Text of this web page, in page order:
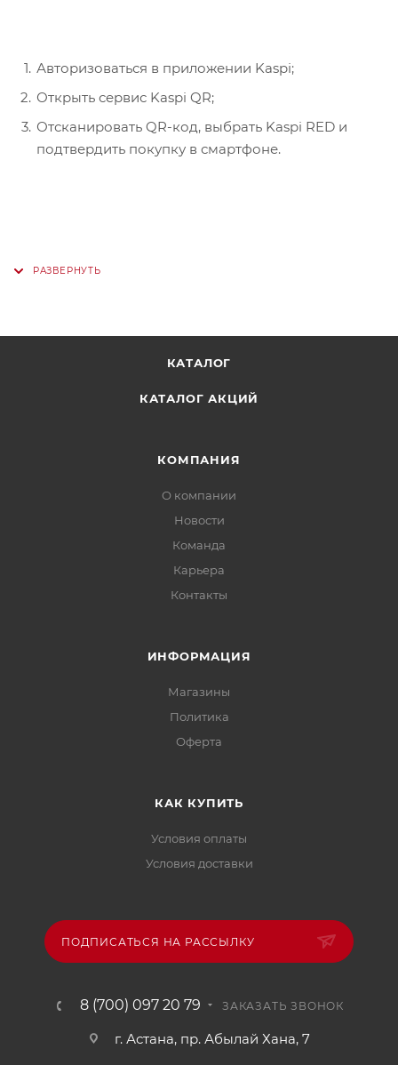
Авторизоваться в приложении Kaspi;
Открыть сервис Kaspi QR;
Отсканировать QR-код, выбрать Kaspi RED и
подтвердить покупку в смартфоне.
КАТАЛОГ
КАТАЛОГ АКЦИЙ
КОМПАНИЯ
О компании
Новости
Команда
Карьера
Контакты
ИНФОРМАЦИЯ
Магазины
Политика
Офертa
КАК КУПИТЬ
Условия оплаты
Условия доставки
ПОДПИСАТЬСЯ НА РАССЫЛКУ
8 (700) 097 20 79 ЗАКАЗАТЬ ЗВОНОК
г. Астана, пр. Абылай Хана, 7